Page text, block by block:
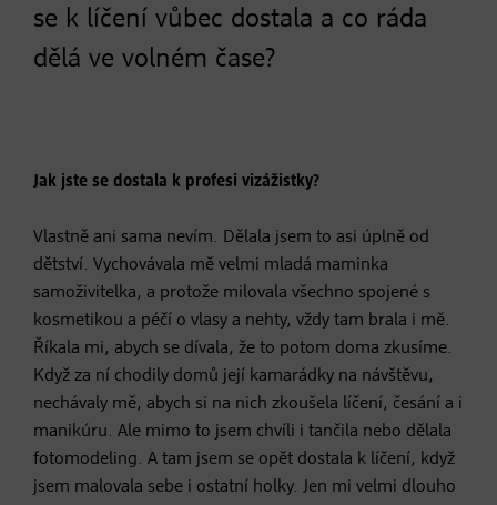
se k líčení vůbec dostala a co ráda
dělá ve volném čase?
Jak jste se dostala k profesi vizážistky?
Vlastně ani sama nevím. Dělala jsem to asi úplně od
dětství. Vychovávala mě velmi mladá maminka
samoživitelka, a protože milovala všechno spojené s
kosmetikou a péčí o vlasy a nehty, vždy tam brala i mě.
Říkala mi, abych se dívala, že to potom doma zkusíme.
Když za ní chodily domů její kamarádky na návštěvu,
nechávaly mě, abych si na nich zkoušela líčení, česání a i
manikúru. Ale mimo to jsem chvíli i tančila nebo dělala
fotomodeling. A tam jsem se opět dostala k líčení, když
jsem malovala sebe i ostatní holky. Jen mi velmi dlouho